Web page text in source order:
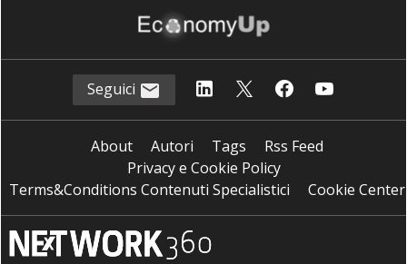
Seguici
About Autori Tags
Rss Feed
Privacy e Cookie Policy
Terms&Conditions Contenuti Specialistici
Cookie Center